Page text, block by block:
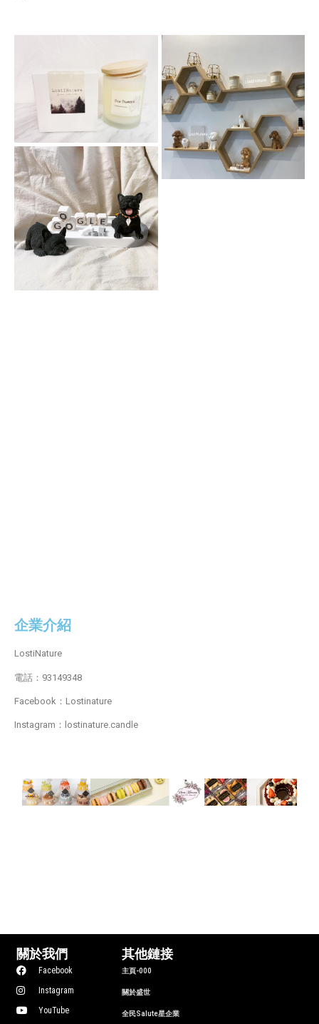
企業介紹
LostiNature
電話：93149348
Facebook：Lostinature
Instagram：lostinature.candle
關於我們
Facebook
Instagram
YouTube
其他鏈接
主頁-000
關於盛世
全民Salute星企業